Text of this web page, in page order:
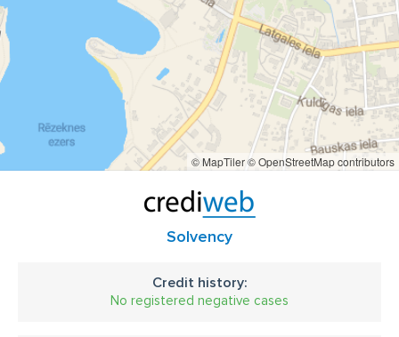
© MapTiler© OpenStreetMap contributors
Solvency
Credit history:
No registered negative cases